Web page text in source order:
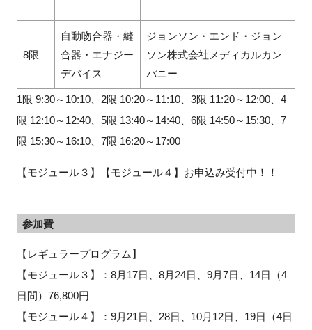
8限
自動吻合器・縫
合器・エナジー
デバイス
ジョンソン・エンド・ジョン
ソン株式会社メディカルカン
パニー
1限 9:30～10:10、2限 10:20～11:10、3限 11:20～12:00、4
限 12:10～12:40、5限 13:40～14:40、6限 14:50～15:30、7
限 15:30～16:10、7限 16:20～17:00
【モジュール３】【モジュール４】お申込み受付中！！
参加費
【レギュラープログラム】
【モジュール３】：8月17日、8月24日、9月7日、14日（4
日間）76,800円
【モジュール４】：9月21日、28日、10月12日、19日（4日